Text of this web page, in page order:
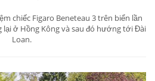
chiếc Figaro Beneteau 3 trên biển lần
lại ở Hồng Kông và sau đó hướng tới Đài
Loan.